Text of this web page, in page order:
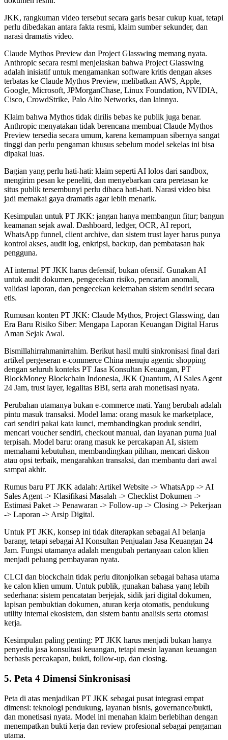
JKK, rangkuman video tersebut secara garis besar cukup kuat, tetapi
perlu dibedakan antara fakta resmi, klaim sumber sekunder, dan
narasi dramatis video.
Claude Mythos Preview dan Project Glasswing memang nyata.
Anthropic secara resmi menjelaskan bahwa Project Glasswing
adalah inisiatif untuk mengamankan software kritis dengan akses
terbatas ke Claude Mythos Preview, melibatkan AWS, Apple,
Google, Microsoft, JPMorganChase, Linux Foundation, NVIDIA,
Cisco, CrowdStrike, Palo Alto Networks, dan lainnya.
Klaim bahwa Mythos tidak dirilis bebas ke publik juga benar.
Anthropic menyatakan tidak berencana membuat Claude Mythos
Preview tersedia secara umum, karena kemampuan sibernya sangat
tinggi dan perlu pengaman khusus sebelum model sekelas ini bisa
dipakai luas.
Bagian yang perlu hati-hati: klaim seperti AI lolos dari sandbox,
mengirim pesan ke peneliti, dan menyebarkan cara peretasan ke
situs publik tersembunyi perlu dibaca hati-hati. Narasi video bisa
jadi memakai gaya dramatis agar lebih menarik.
Kesimpulan untuk PT JKK: jangan hanya membangun fitur; bangun
keamanan sejak awal. Dashboard, ledger, OCR, AI report,
WhatsApp funnel, client archive, dan sistem trust layer harus punya
kontrol akses, audit log, enkripsi, backup, dan pembatasan hak
pengguna.
AI internal PT JKK harus defensif, bukan ofensif. Gunakan AI
untuk audit dokumen, pengecekan risiko, pencarian anomali,
validasi laporan, dan pengecekan kelemahan sistem sendiri secara
etis.
Rumusan konten PT JKK: Claude Mythos, Project Glasswing, dan
Era Baru Risiko Siber: Mengapa Laporan Keuangan Digital Harus
Aman Sejak Awal.
Bismillahirrahmanirrahim. Berikut hasil multi sinkronisasi final dari
artikel pergeseran e-commerce China menuju agentic shopping
dengan seluruh konteks PT Jasa Konsultan Keuangan, PT
BlockMoney Blockchain Indonesia, JKK Quantum, AI Sales Agent
24 Jam, trust layer, legalitas BBI, serta arah monetisasi nyata.
Perubahan utamanya bukan e-commerce mati. Yang berubah adalah
pintu masuk transaksi. Model lama: orang masuk ke marketplace,
cari sendiri pakai kata kunci, membandingkan produk sendiri,
mencari voucher sendiri, checkout manual, dan layanan purna jual
terpisah. Model baru: orang masuk ke percakapan AI, sistem
memahami kebutuhan, membandingkan pilihan, mencari diskon
atau opsi terbaik, mengarahkan transaksi, dan membantu dari awal
sampai akhir.
Rumus baru PT JKK adalah: Artikel Website -> WhatsApp -> AI
Sales Agent -> Klasifikasi Masalah -> Checklist Dokumen ->
Estimasi Paket -> Penawaran -> Follow-up -> Closing -> Pekerjaan
-> Laporan -> Arsip Digital.
Untuk PT JKK, konsep ini tidak diterapkan sebagai AI belanja
barang, tetapi sebagai AI Konsultan Penjualan Jasa Keuangan 24
Jam. Fungsi utamanya adalah mengubah pertanyaan calon klien
menjadi peluang pembayaran nyata.
CLCI dan blockchain tidak perlu ditonjolkan sebagai bahasa utama
ke calon klien umum. Untuk publik, gunakan bahasa yang lebih
sederhana: sistem pencatatan berjejak, sidik jari digital dokumen,
lapisan pembuktian dokumen, aturan kerja otomatis, pendukung
utility internal ekosistem, dan sistem bantu analisis serta otomasi
kerja.
Kesimpulan paling penting: PT JKK harus menjadi bukan hanya
penyedia jasa konsultasi keuangan, tetapi mesin layanan keuangan
berbasis percakapan, bukti, follow-up, dan closing.
5. Peta 4 Dimensi Sinkronisasi
Peta di atas menjadikan PT JKK sebagai pusat integrasi empat
dimensi: teknologi pendukung, layanan bisnis, governance/bukti,
dan monetisasi nyata. Model ini menahan klaim berlebihan dengan
menempatkan bukti kerja dan review profesional sebagai pengaman
utama.